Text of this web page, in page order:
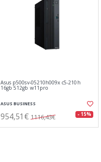
Asus p500sv-05210h009x c5-210h
16gb 512gb w11pro
ASUS BUSINESS
954,51€ 1116,43€ - 15%